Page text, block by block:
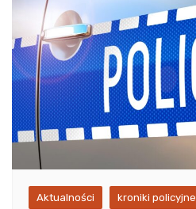
Aktualności kroniki policyjne